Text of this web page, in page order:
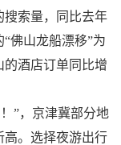
搜索量，同比去年
佛山龙船漂移”为
的酒店订单同比增
”，京津冀部分地
高。选择夜游出行